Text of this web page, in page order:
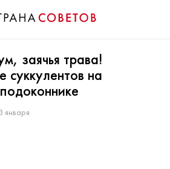
заячья трава!
суккулентов на
января